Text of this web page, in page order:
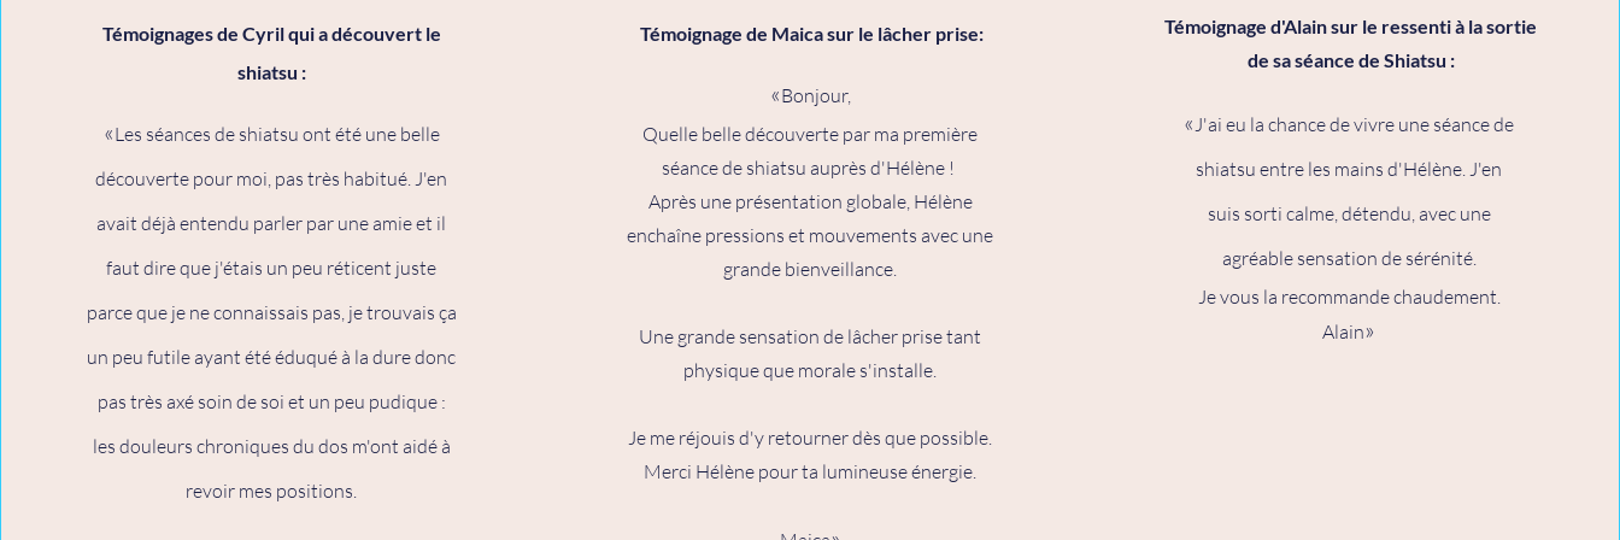
Témoignages de Cyril qui a découvert le
shiatsu :
«Les séances de shiatsu ont été une belle
découverte pour moi, pas très habitué. J'en
avait déjà entendu parler par une amie et il
faut dire que j'étais un peu réticent juste
parce que je ne connaissais pas, je trouvais ça
un peu futile ayant été éduqué à la dure donc
pas très axé soin de soi et un peu pudique :
les douleurs chroniques du dos m'ont aidé à
revoir mes positions.
Témoignage de Maica sur le lâcher prise:
«Bonjour,
Quelle belle découverte par ma première
séance de shiatsu auprès d'Hélène !
Après une présentation globale, Hélène
enchaîne pressions et mouvements avec une
grande bienveillance.
Une grande sensation de lâcher prise tant
physique que morale s'installe.
Je me réjouis d'y retourner dès que possible.
Merci Hélène pour ta lumineuse énergie.
Témoignage d'Alain sur le ressenti à la sortie
de sa séance de Shiatsu :
«J'ai eu la chance de vivre une séance de
shiatsu entre les mains d'Hélène. J'en
suis sorti calme, détendu, avec une
agréable sensation de sérénité.
Je vous la recommande chaudement.
Alain»